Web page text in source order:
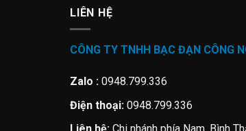
LIÊN HỆ
CÔNG TY TNHH BẠC ĐẠN CÔNG
Zalo : 0948.799.336
Điện thoại: 0948.799.336